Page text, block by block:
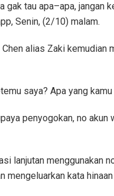
gak tau apa–apa, jangan
Senin, (2/10) malam.
alias Zaki kemudian
saya? Apa yang
penyogokan, no
lanjutan menggunakan
mengeluarkan kata